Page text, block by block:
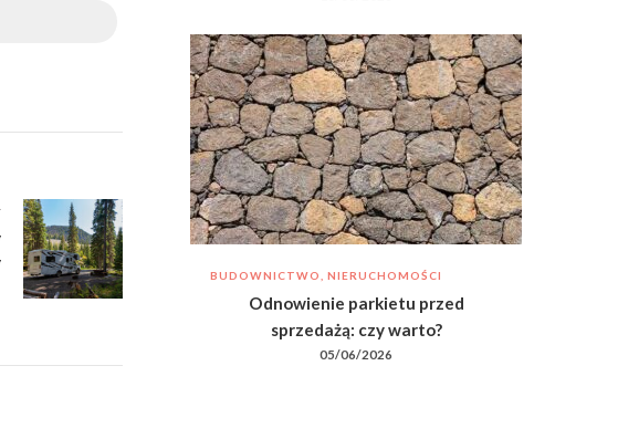
BUDOWNICTWO, NIERUCHOMOŚCI
Odnowienie parkietu przed
sprzedażą: czy warto?
05/06/2026